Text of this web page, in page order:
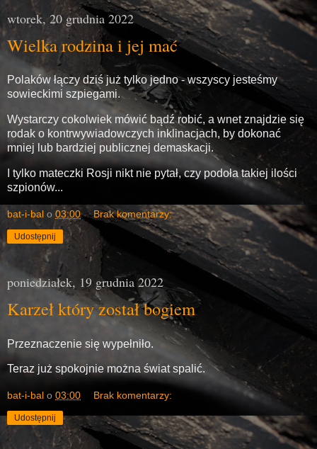
wtorek, 20 grudnia 2022
Wielka rodzina i jej mać
Polaków łączy dziś już tylko jedno - wszyscy jesteśmy
sowieckimi szpiegami.
Wystarczy cokolwiek mówić bądź robić, a wnet znajdzie się
rodak o kontrwywiadowczych inklinacjach, by dokonać
mniej lub bardziej publicznej demaskacji.
I tylko mateczki Rosji nikt nie pytał, czy podoła takiej ilości
szpionów...
bat-i-bal o 03:00 Brak komentarzy:
Udostępnij
poniedziałek, 19 grudnia 2022
Karzeł który został bogiem
Przeznaczenie się wypełniło.
Teraz już spokojnie można świat spalić.
bat-i-bal o 03:00 Brak komentarzy:
Udostępnij